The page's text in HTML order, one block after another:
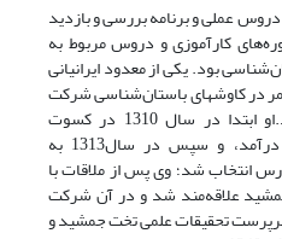
عملی و برنامه بررسی و بازدید
کارآموزی و دروس مربوط به
بود. یکی از معدود ایرانیانی
در کاوشهای باستان‌شناسی شرکت
داشت شادروان علی سامی بود.او ابتدا در سال 1310 در کسوت
آموزگاری تاریخ مدارس شیراز درآمد، و سپس در سال1313 به
انتخاب شد؛ وی پس از ملاقات با
علاقه‌مند شد و در آن شرکت
تحقیقات علمی تخت جمشید و